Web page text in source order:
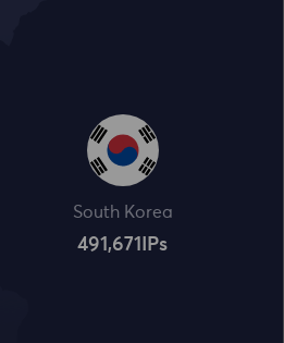
South Korea
491,672 IPs